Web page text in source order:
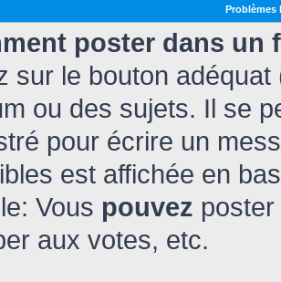
Problèmes
poster dans un
sur le bouton
ou des sujets. Il se
pour écrire un
est affichée en
Vous pouvez
aux votes, etc.